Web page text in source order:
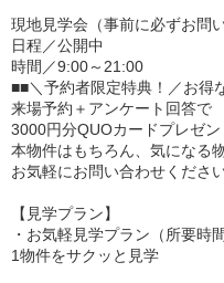
現地見学会（事前に必ずお問
日程／公開中
時間／9:00～21:00
■■＼予約者限定特典！／お得
来場予約＋アンケート回答で
3000円分QUOカードプレゼン
本物件はもちろん、気になる
お気軽にお問い合わせくださ
【見学プラン】
・お気軽見学プラン（所要時
1物件をサクッと見学